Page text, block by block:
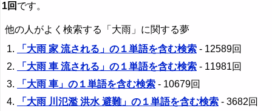
1回 です。
他の人がよく検索する「大雨」に関する夢
「大雨 家 流される」の１単語を含む検索 - 12589回
「大雨 車 流される」の１単語を含む検索 - 11981回
「大雨 車」の１単語を含む検索 - 10679回
「大雨 川氾濫 洪水 避難」の１単語を含む検索 - 3682回